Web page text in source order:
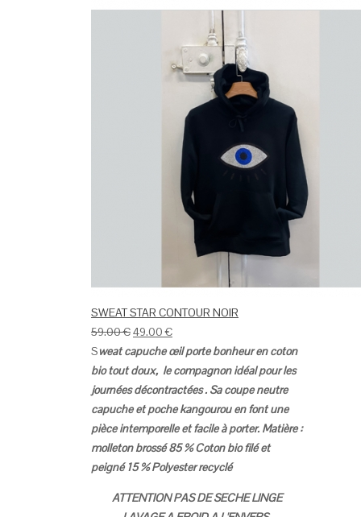
SWEAT STAR CONTOUR NOIR
59.00€49.00€
Sweat capuche œil porte bonheur en coton
bio tout doux, le compagnon idéal pour les
journées décontractées . Sa coupe neutre
capuche et poche kangourou en font une
pièce intemporelle et facile à porter. Matière :
molleton brossé 85 % Coton bio filé et
peigné 15 % Polyester recyclé
ATTENTION PAS DE SECHE LINGE